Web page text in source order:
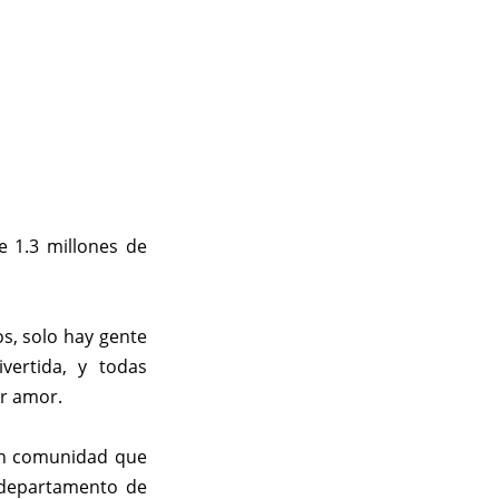
1.3 millones de
solo hay gente
y todas
amor.
comunidad que
de